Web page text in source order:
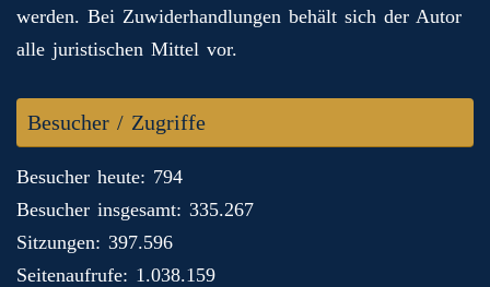
werden. Bei Zuwiderhandlungen behält sich der Autor
alle juristischen Mittel vor.
Besucher / Zugriffe
Besucher heute: 794
Besucher insgesamt: 335.267
Sitzungen: 397.596
Seitenaufrufe: 1.038.159